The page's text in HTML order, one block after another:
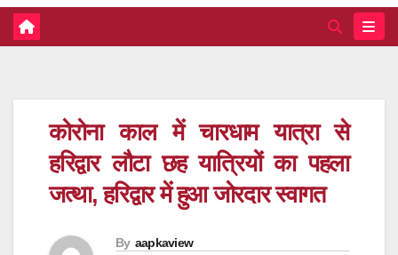
कोरोना काल में चारधाम यात्रा से
हरिद्वार लौटा छह यात्रियों का पहला
जत्था, हरिद्वार में हुआ जोरदार स्वागत
By aapkaview